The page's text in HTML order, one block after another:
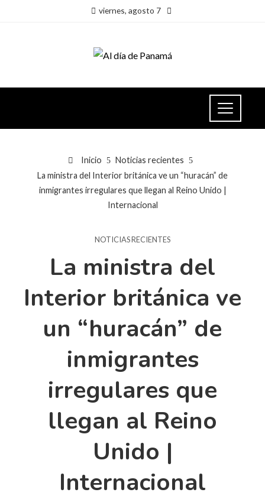
viernes, agosto 7
Inicio
Noticias recientes
La ministra del Interior británica ve un “huracán” de
inmigrantes irregulares que llegan al Reino Unido |
Internacional
NOTICIAS RECIENTES
La ministra del
Interior británica ve
un “huracán” de
inmigrantes
irregulares que
llegan al Reino
Unido |
Internacional